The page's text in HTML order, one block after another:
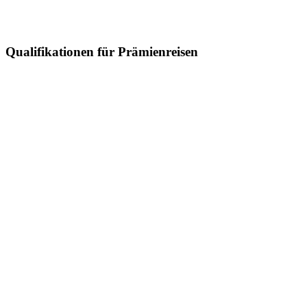
Qualifikationen für Prämienreisen